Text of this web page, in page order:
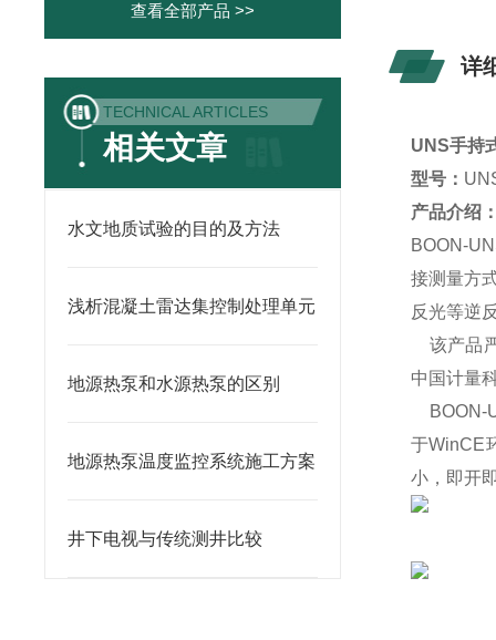
查看全部产品 >>
TECHNICAL ARTICLES
相关文章
水文地质试验的目的及方法
浅析混凝土雷达集控制处理单元
地源热泵和水源热泵的区别
地源热泵温度监控系统施工方案
井下电视与传统测井比较
详
UNS手持
型号：
产品介绍
BOON-
接测量方
反光等逆
该产品
中国计量
BOON-
于WinCE
小，即开